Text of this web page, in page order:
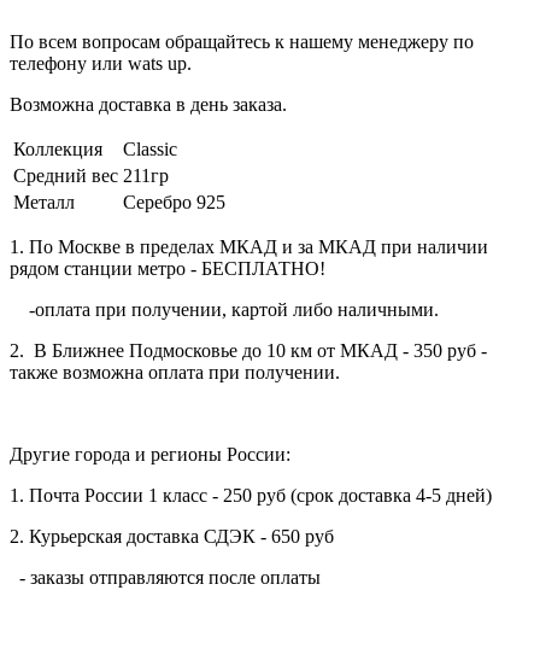
По всем вопросам обращайтесь к нашему менеджеру по
телефону или wats up.
Возможна доставка в день заказа.
Коллекция
Classic
Средний вес 211гр
Металл
Серебро 925
1. По Москве в пределах МКАД и за МКАД при наличии
рядом станции метро - БЕСПЛАТНО!
-оплата при получении, картой либо наличными.
2. В Ближнее Подмосковье до 10 км от МКАД - 350 руб -
также возможна оплата при получении.
Другие города и регионы России:
1. Почта России 1 класс - 250 руб (срок доставка 4-5 дней)
2. Курьерская доставка СДЭК - 650 руб
- заказы отправляются после оплаты